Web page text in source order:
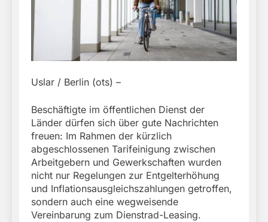
Uslar / Berlin (ots) –
Beschäftigte im öffentlichen Dienst der
Länder dürfen sich über gute Nachrichten
freuen: Im Rahmen der kürzlich
abgeschlossenen Tarifeinigung zwischen
Arbeitgebern und Gewerkschaften wurden
nicht nur Regelungen zur Entgelterhöhung
und Inflationsausgleichszahlungen getroffen,
sondern auch eine wegweisende
Vereinbarung zum Dienstrad-Leasing.